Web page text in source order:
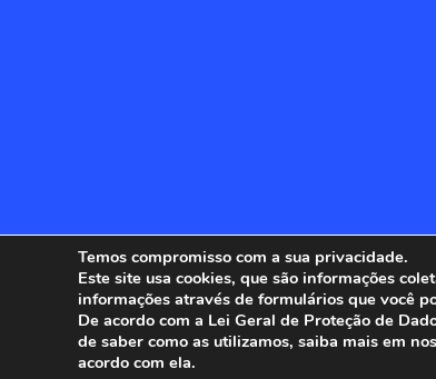
Temos compromisso com a sua privacidade.
Este site usa cookies, que são informações
informações através de formulários que você
De acordo com a Lei Geral de Proteção de
de saber como as utilizamos, saiba mais em
acordo com ela.